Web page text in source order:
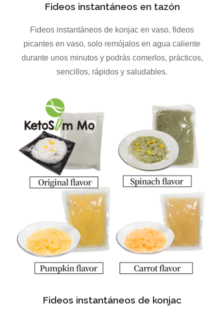
Fideos instantáneos en tazón
Fideos instantáneos de konjac en vaso, fideos
picantes en vaso, solo remójalos en agua caliente
durante unos minutos y podrás comerlos, prácticos,
sencillos, rápidos y saludables.
Fideos instantáneos de konjac